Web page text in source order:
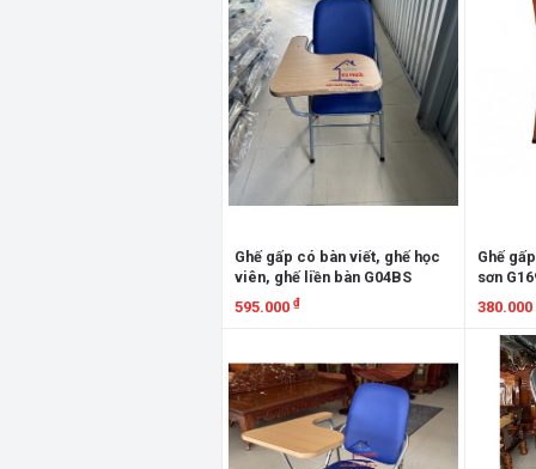
Ghế gấp có bàn viết, ghế học
viên, ghế liền bàn G04BS
595.000 ₫
Ghế
sơn
380.000
Xem